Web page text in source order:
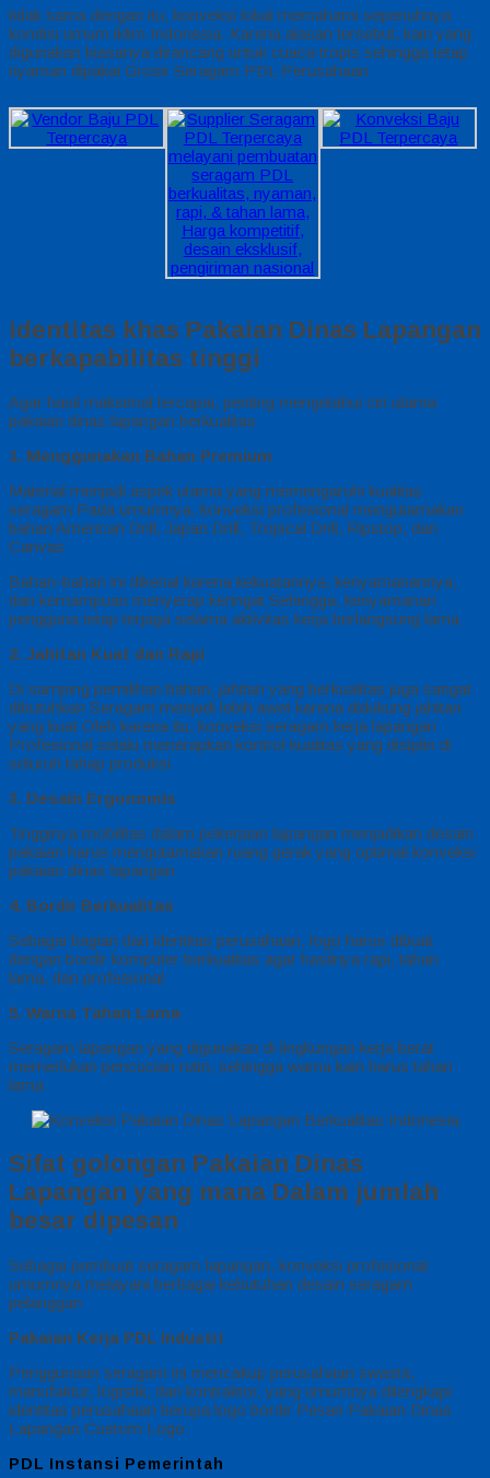
tidak sama dengan itu, konveksi lokal memahami sepenuhnya
kondisi umum iklim Indonesia. Karena alasan tersebut, kain yang
digunakan biasanya dirancang untuk cuaca tropis sehingga tetap
nyaman dipakai Grosir Seragam PDL Perusahaan
identitas khas Pakaian Dinas Lapangan
berkapabilitas tinggi
Agar hasil maksimal tercapai, penting mengetahui ciri utama
pakaian dinas lapangan berkualitas
1. Menggunakan Bahan Premium
Material menjadi aspek utama yang memengaruhi kualitas
seragam Pada umumnya, konveksi profesional mengutamakan
bahan American Drill, Japan Drill, Tropical Drill, Ripstop, dan
Canvas
Bahan-bahan ini dikenal karena kekuatannya, kenyamanannya,
dan kemampuan menyerap keringat Sehingga, kenyamanan
pengguna tetap terjaga selama aktivitas kerja berlangsung lama
2. Jahitan Kuat dan Rapi
Di samping pemilihan bahan, jahitan yang berkualitas juga sangat
dibutuhkan Seragam menjadi lebih awet karena didukung jahitan
yang kuat Oleh karena itu, konveksi seragam kerja lapangan
Profesional selalu menerapkan kontrol kualitas yang disiplin di
seluruh tahap produksi
3. Desain Ergonomis
Tingginya mobilitas dalam pekerjaan lapangan menjadikan desain
pakaian harus mengutamakan ruang gerak yang optimal konveksi
pakaian dinas lapangan
4. Bordir Berkualitas
Sebagai bagian dari identitas perusahaan, logo harus dibuat
dengan bordir komputer berkualitas agar hasilnya rapi, tahan
lama, dan profesional
5. Warna Tahan Lama
Seragam lapangan yang digunakan di lingkungan kerja berat
memerlukan pencucian rutin, sehingga warna kain harus tahan
lama
Sifat golongan Pakaian Dinas
Lapangan yang mana Dalam jumlah
besar dipesan
Sebagai pembuat seragam lapangan, konveksi profesional
umumnya melayani berbagai kebutuhan desain seragam
pelanggan
Pakaian Kerja PDL Industri
Penggunaan seragam ini mencakup perusahaan swasta,
manufaktur, logistik, dan kontraktor, yang umumnya dilengkapi
identitas perusahaan berupa logo bordir Pesan Pakaian Dinas
Lapangan Custom Logo
PDL Instansi Pemerintah